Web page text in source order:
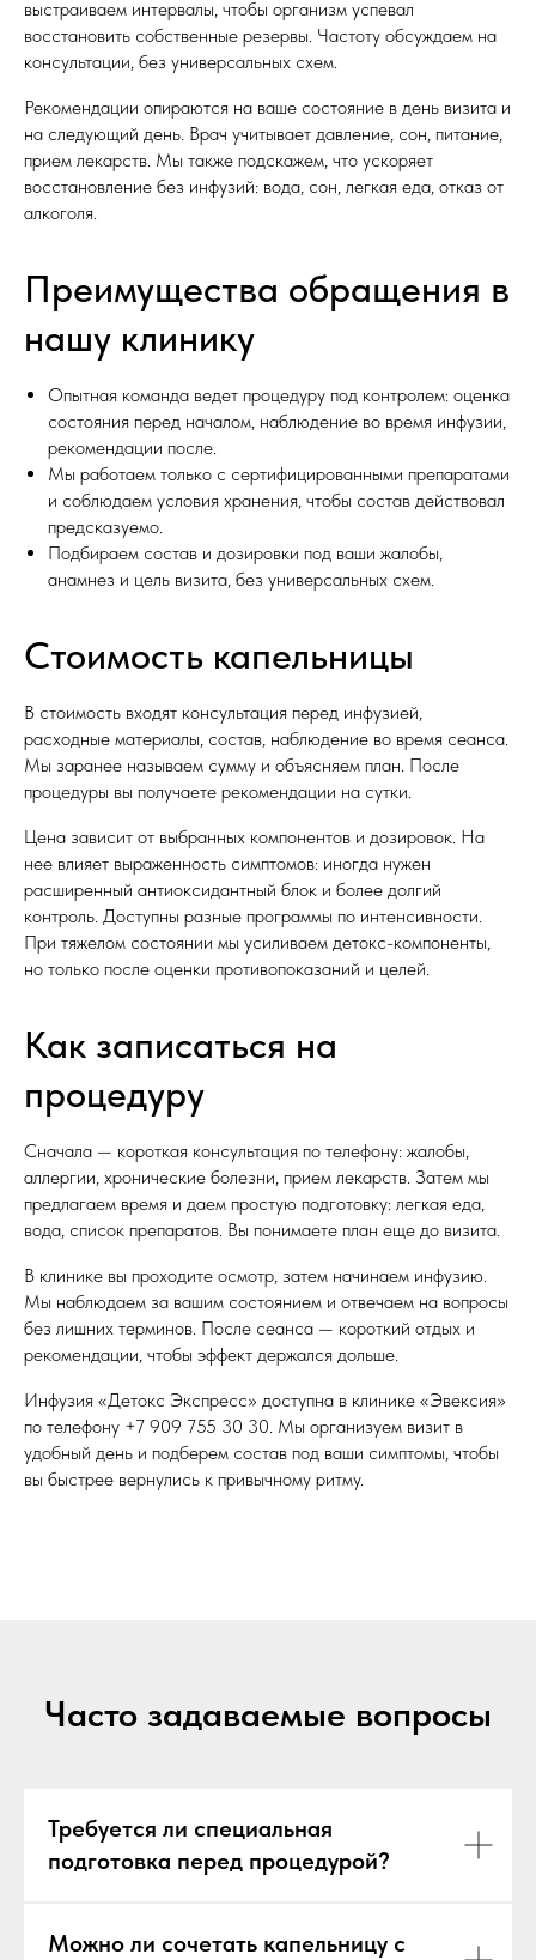
выстраиваем интервалы, чтобы организм успевал
восстановить собственные резервы. Частоту обсуждаем на
консультации, без универсальных схем.
Рекомендации опираются на ваше состояние в день визита и
на следующий день. Врач учитывает давление, сон, питание,
прием лекарств. Мы также подскажем, что ускоряет
восстановление без инфузий: вода, сон, легкая еда, отказ от
алкоголя.
Преимущества обращения в
нашу клинику
Опытная команда ведет процедуру под контролем: оценка
состояния перед началом, наблюдение во время инфузии,
рекомендации после.
Мы работаем только с сертифицированными препаратами
и соблюдаем условия хранения, чтобы состав действовал
предсказуемо.
Подбираем состав и дозировки под ваши жалобы,
анамнез и цель визита, без универсальных схем.
Стоимость капельницы
В стоимость входят консультация перед инфузией,
расходные материалы, состав, наблюдение во время сеанса.
Мы заранее называем сумму и объясняем план. После
процедуры вы получаете рекомендации на сутки.
Цена зависит от выбранных компонентов и дозировок. На
нее влияет выраженность симптомов: иногда нужен
расширенный антиоксидантный блок и более долгий
контроль. Доступны разные программы по интенсивности.
При тяжелом состоянии мы усиливаем детокс-компоненты,
но только после оценки противопоказаний и целей.
Как записаться на
процедуру
Сначала — короткая консультация по телефону: жалобы,
аллергии, хронические болезни, прием лекарств. Затем мы
предлагаем время и даем простую подготовку: легкая еда,
вода, список препаратов. Вы понимаете план еще до визита.
В клинике вы проходите осмотр, затем начинаем инфузию.
Мы наблюдаем за вашим состоянием и отвечаем на вопросы
без лишних терминов. После сеанса — короткий отдых и
рекомендации, чтобы эффект держался дольше.
Инфузия «Детокс Экспресс» доступна в клинике «Эвексия»
по телефону +7 909 755 30 30. Мы организуем визит в
удобный день и подберем состав под ваши симптомы, чтобы
вы быстрее вернулись к привычному ритму.
Часто задаваемые вопросы
Требуется ли специальная
подготовка перед процедурой?
Можно ли сочетать капельницу с